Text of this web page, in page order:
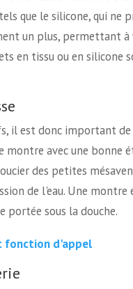
que le silicone, qui
un plus, permettant
en tissu ou en
il est donc important
montre avec une
des petites
de l'eau. Une
portée sous la douche.
fonction d'appel